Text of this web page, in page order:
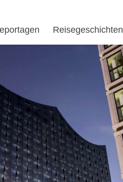
Reisegeschichten